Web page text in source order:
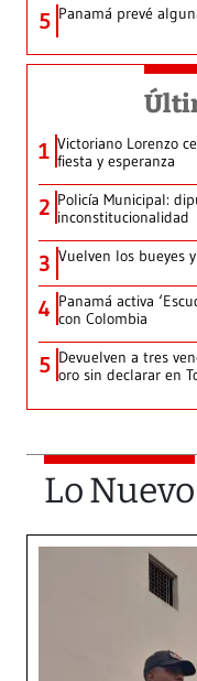
5 Panamá prevé
1 Victoriano Lorenzo
fiesta y esperanza
2 Policía Municipal:
inconstitucionalidad
3 Vuelven los bueyes
4 Panamá activa
con Colombia
5 Devuelven a tres
oro sin declarar en
Lo Nuevo